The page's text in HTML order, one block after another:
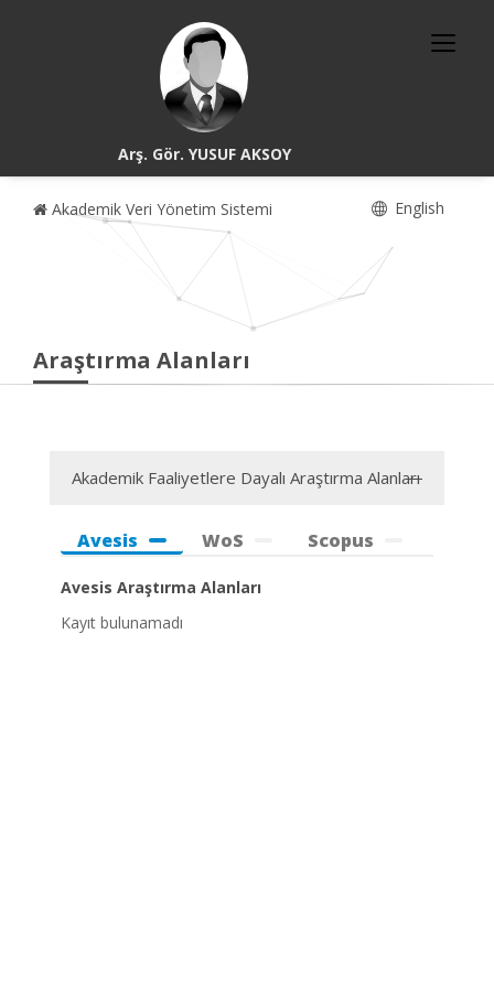
Arş. Gör. YUSUF AKSOY
Akademik Veri Yönetim Sistemi English
Araştırma Alanları
Akademik Faaliyetlere Dayalı Araştırma Alanları
Avesis WoS Scopus
Avesis Araştırma Alanları
Kayıt bulunamadı